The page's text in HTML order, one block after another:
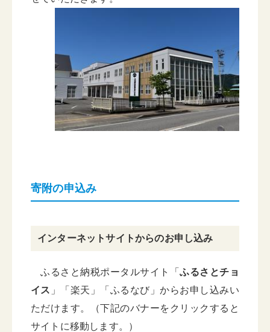
寄附の申込み
インターネットサイトからのお申し込み
ふるさと納税ポータルサイト「ふるさとチョ
イス 」「楽天」「ふるなび」からお申し込みい
ただけます。（下記のバナーをクリックすると
サイトに移動します。）